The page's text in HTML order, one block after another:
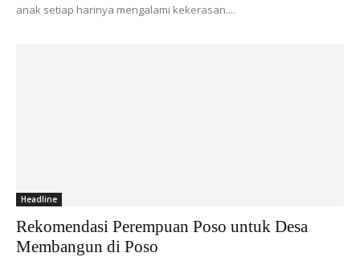
anak setiap harinya mengalami kekerasan....
Headline
Rekomendasi Perempuan Poso untuk Desa
Membangun di Poso